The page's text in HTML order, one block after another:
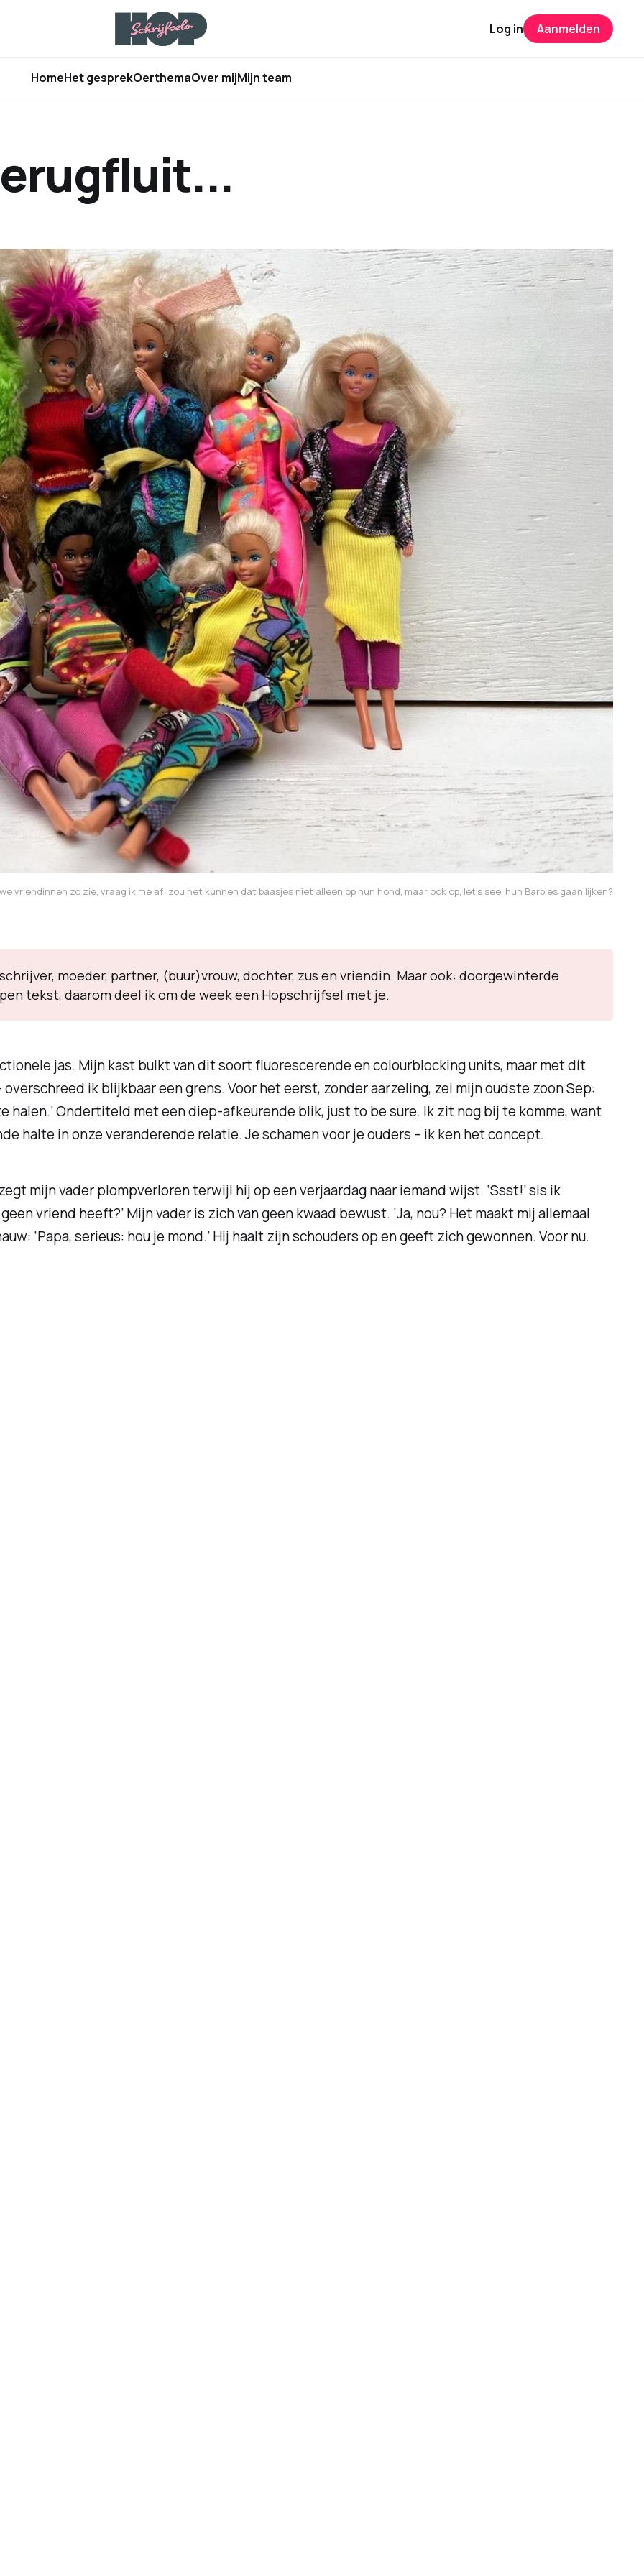
HomeHet gesprekOerthemaOver mijMijn team
Log in Aanmelden
vriendinnen zo zie, vraag ik me af: zou het kúnnen dat baasjes niet alleen op hun hond, maar ook op, let's see, hun Barbies gaan lijken?
moeder, partner, (buur)vrouw, dochter, zus en vriendin. Maar ook: doorgewinterde
tekst, daarom deel ik om de week een Hopschrijfsel met je.
jas. Mijn kast bulkt van dit soort fluorescerende en colourblocking units, maar met dít
ik blijkbaar een grens. Voor het eerst, zonder aarzeling, zei mijn oudste zoon Sep:
halen.’ Ondertiteld met een diep-afkeurende blik, just to be sure. Ik zit nog bij te komme, want
halte in onze veranderende relatie. Je schamen voor je ouders – ik ken het concept.
mijn vader plompverloren terwijl hij op een verjaardag naar iemand wijst. ‘Ssst!’ sis ik
vriend heeft?’ Mijn vader is zich van geen kwaad bewust. ‘Ja, nou? Het maakt mij allemaal
‘Papa, serieus: hou je mond.’ Hij haalt zijn schouders op en geeft zich gewonnen. Voor nu.